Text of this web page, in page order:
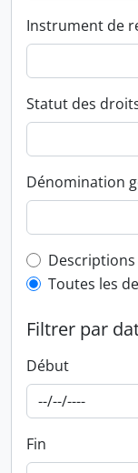
Instrument de
Statut des
Dénomination
Top-level
Toutes les
Filtrer par
Début
Fin